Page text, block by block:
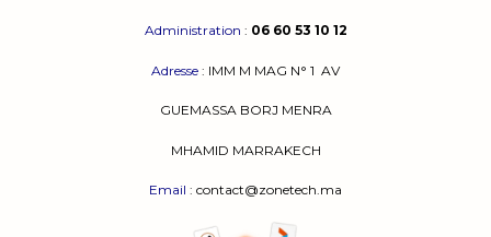
La mémoire vive, aussi appelée RAM, garde
temporairement les données dont le PC a besoin
un ordinateur peut traiter plusieurs tâches en
Administration : 06 60 53 10 12
Adresse : IMM M MAG N° 1 AV
GUEMASSA BORJ MENRA
MHAMID MARRAKECH
Email : contact@zonetech.ma